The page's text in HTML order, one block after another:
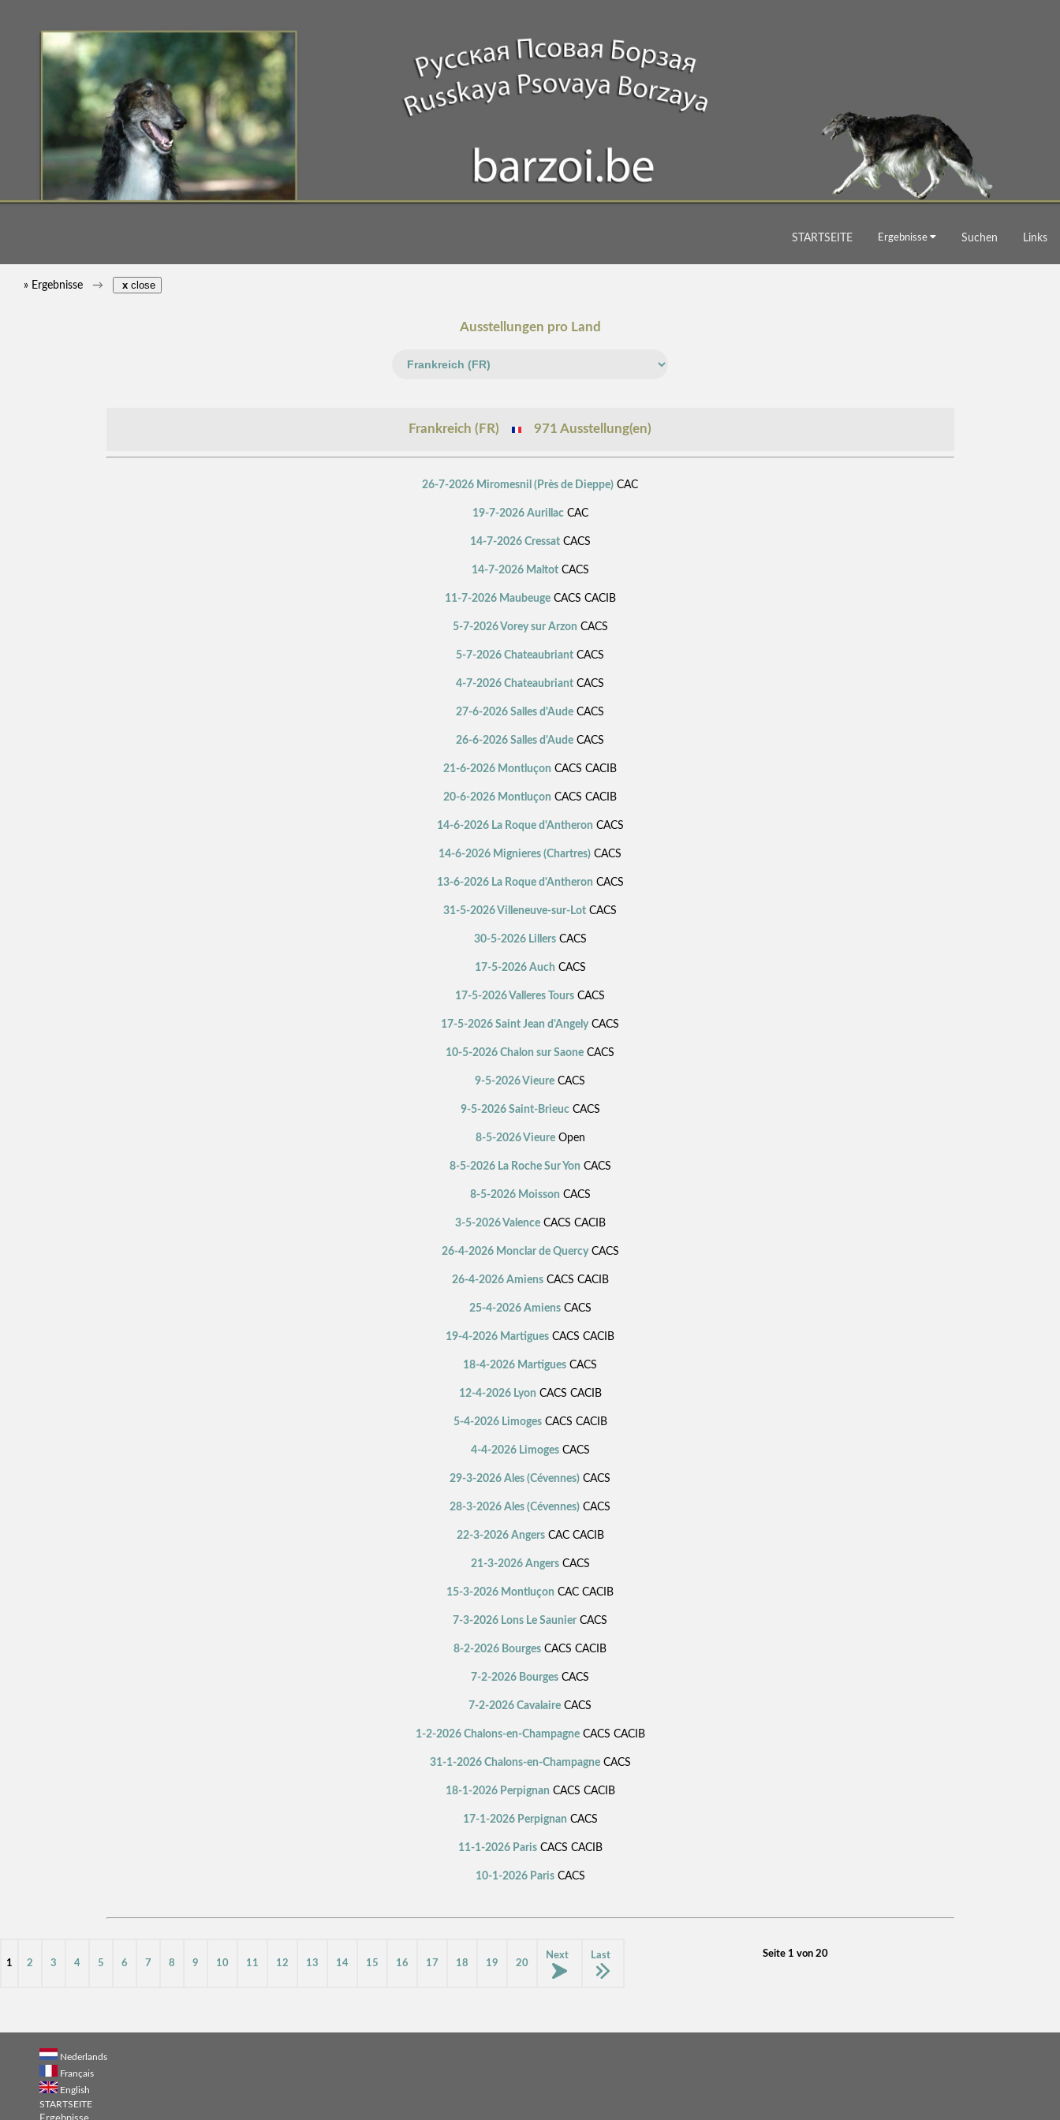
STARTSEITE Ergebnisse Suchen Links
» Ergebnisse x close
Ausstellungen pro Land
Frankreich (FR) 971 Ausstellung(en)
26-7-2026 Miromesnil (Près de Dieppe) CAC
19-7-2026 AurillacCAC
14-7-2026 CressatCACS
14-7-2026 MaltotCACS
11-7-2026 MaubeugeCACS CACIB
5-7-2026 Vorey sur Arzon CACS
5-7-2026 Chateaubriant CACS
4-7-2026 Chateaubriant CACS
27-6-2026 Salles d'Aude CACS
26-6-2026 Salles d'Aude CACS
21-6-2026 Montluçon CACS CACIB
20-6-2026 Montluçon CACS CACIB
14-6-2026 La Roque d'Antheron CACS
14-6-2026 Mignieres (Chartres) CACS
13-6-2026 La Roque d'Antheron CACS
31-5-2026 Villeneuve-sur-Lot CACS
30-5-2026 LillersCACS
17-5-2026 Auch CACS
17-5-2026 Valleres Tours CACS
17-5-2026 Saint Jean d'AngelyCACS
10-5-2026 Chalon sur Saone CACS
9-5-2026 Vieure CACS
9-5-2026 Saint-BrieucCACS
8-5-2026 VieureOpen
8-5-2026 La Roche Sur Yon CACS
8-5-2026 Moisson CACS
3-5-2026 ValenceCACS CACIB
26-4-2026 Monclar de QuercyCACS
26-4-2026 AmiensCACS CACIB
25-4-2026 AmiensCACS
19-4-2026 Martigues CACS CACIB
18-4-2026 Martigues CACS
12-4-2026 Lyon CACS CACIB
5-4-2026 LimogesCACS CACIB
4-4-2026 LimogesCACS
29-3-2026 Ales (Cévennes) CACS
28-3-2026 Ales (Cévennes) CACS
22-3-2026 AngersCAC CACIB
21-3-2026 AngersCACS
15-3-2026 Montluçon CAC CACIB
7-3-2026 Lons Le Saunier CACS
8-2-2026 Bourges CACS CACIB
7-2-2026 Bourges CACS
7-2-2026 Cavalaire CACS
1-2-2026 Chalons-en-ChampagneCACS CACIB
31-1-2026 Chalons-en-ChampagneCACS
18-1-2026 Perpignan CACS CACIB
17-1-2026 Perpignan CACS
11-1-2026 ParisCACS CACIB
10-1-2026 ParisCACS
1 2 3 4 5 6 7 8 9 10 11 12 13 14 15 16 17 18 19 20
Next Last Seite 1 von 20
Nederlands
Français
English
STARTSEITE